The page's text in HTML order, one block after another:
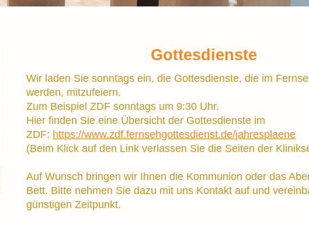
Gottesdienste
Wir laden Sie sonntags ein, die Gottesdienste, die im
werden, mitzufeiern.
Zum Beispiel ZDF sonntags um 9:30 Uhr.
Hier finden Sie eine Übersicht der Gottesdienste im
ZDF: https://www.zdf.fernsehgottesdienst.de/jahresplaene
(Beim Klick auf den Link verlassen Sie die Seiten der
Auf Wunsch bringen wir Ihnen die Kommunion oder das
Bett. Bitte nehmen Sie dazu mit uns Kontakt auf und
günstigen Zeitpunkt.